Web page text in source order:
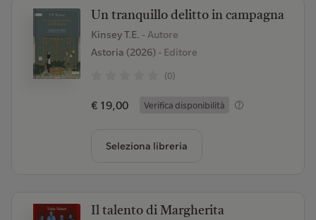
Un tranquillo delitto in campagna
Kinsey T.E. - Autore
Astoria (2026)- Editore
(0)
€ 19,00 Verifica disponibilità
Seleziona libreria
Il talento di Margherita